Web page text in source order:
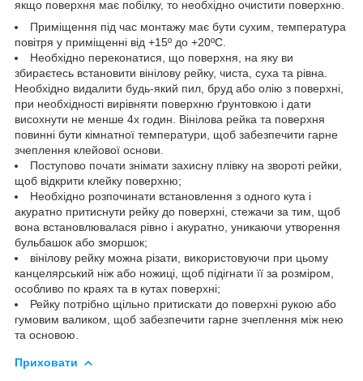
якщо поверхня має побілку, то необхідно очистити поверхню.
Приміщення під час монтажу має бути сухим, температура
повітря у приміщенні від +15º до +20ºС.
Необхідно переконатися, що поверхня, на яку ви
збираєтесь встановити вінілову рейку, чиста, суха та рівна.
Необхідно видалити будь-який пил, бруд або олію з поверхні,
при необхідності вирівняти поверхню ґрунтовкою і дати
висохнути не менше 4х годин. Вінілова рейка та поверхня
повинні бути кімнатної температури, щоб забезпечити гарне
зчеплення клейової основи.
Поступово почати знімати захисну плівку на звороті рейки,
щоб відкрити клейку поверхню;
Необхідно розпочинати встановлення з одного кута і
акуратно притиснути рейку до поверхні, стежачи за тим, щоб
вона встановлювалася рівно і акуратно, уникаючи утворення
бульбашок або зморшок;
вінілову рейку можна різати, використовуючи при цьому
канцелярський ніж або ножиці, щоб підігнати її за розміром,
особливо по краях та в кутах поверхні;
Рейку потрібно щільно притискати до поверхні рукою або
гумовим валиком, щоб забезпечити гарне зчеплення між нею
та основою.
Приховати